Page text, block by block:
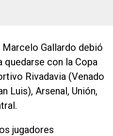
Gallardo debió
quedarse con la Copa
Rivadavia (Venado
Luis), Arsenal, Unión,
jugadores